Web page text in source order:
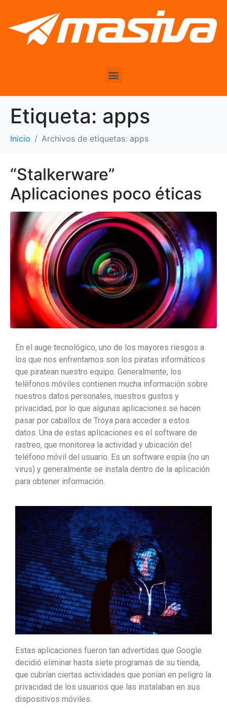
Etiqueta: apps
Inicio Archivos de etiquetas: apps
“Stalkerware”
Aplicaciones poco éticas
En el auge tecnológico, uno de los mayores riesgos a
los que nos enfrentamos son los piratas informáticos
que piratean nuestro equipo. Generalmente, los
teléfonos móviles contienen mucha información sobre
nuestros datos personales, nuestros gustos y
privacidad, por lo que algunas aplicaciones se hacen
pasar por caballos de Troya para acceder a estos
datos. Una de estas aplicaciones es el software de
rastreo, que monitorea la actividad y ubicación del
teléfono móvil del usuario. Es un software espía (no un
virus) y generalmente se instala dentro de la aplicación
para obtener información.
Estas aplicaciones fueron tan advertidas que Google
decidió eliminar hasta siete programas de su tienda,
que cubrían ciertas actividades que ponían en peligro la
privacidad de los usuarios que las instalaban en sus
dispositivos móviles.